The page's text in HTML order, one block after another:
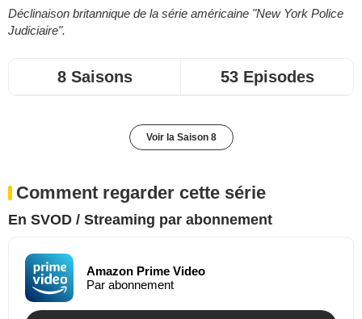
Déclinaison britannique de la série américaine "New York Police
Judiciaire".
8 Saisons 53 Episodes
Voir la Saison 8
Comment regarder cette série
En SVOD / Streaming par abonnement
Amazon Prime Video
Par abonnement